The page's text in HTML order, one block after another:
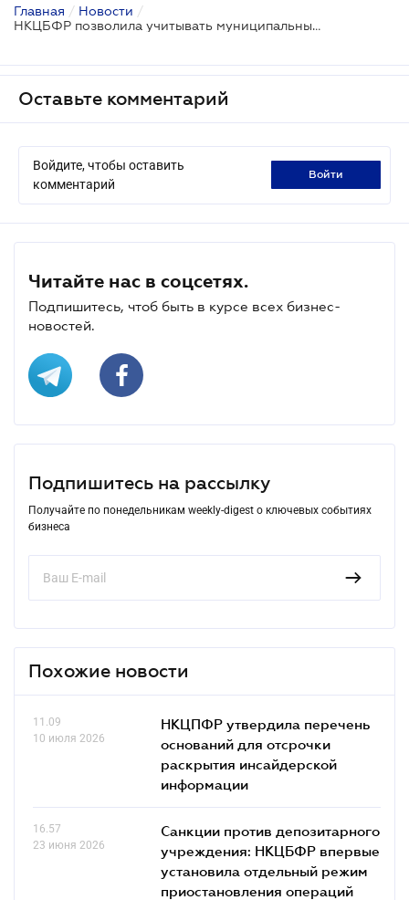
Главная / Новости /
НКЦБФР позволила учитывать муниципальные облигации в нормативе ликвидности
Оставьте комментарий
Войдите, чтобы оставить
комментарий
войти
Читайте нас в соцсетях.
Подпишитесь, чтоб быть в курсе всех бизнес-
новостей.
Подпишитесь на рассылку
Получайте по понедельникам weekly-digest о ключевых событиях
бизнеса
Похожие новости
11.09
10 июля 2026
НКЦПФР утвердила перечень
оснований для отсрочки
раскрытия инсайдерской
информации
16.57
23 июня 2026
Санкции против депозитарного
учреждения: НКЦБФР впервые
установила отдельный режим
приостановления операций